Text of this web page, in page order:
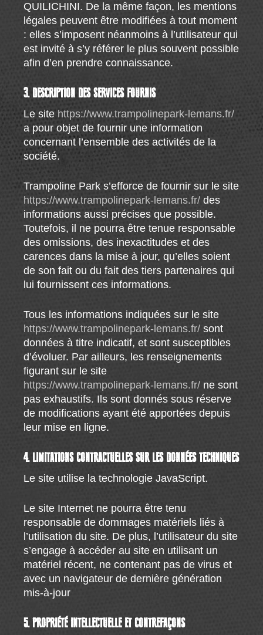
QUILICHINI. De la même façon, les mentions
légales peuvent être modifiées à tout moment
: elles s’imposent néanmoins à l’utilisateur qui
est invité à s’y référer le plus souvent possible
afin d’en prendre connaissance.
3. DESCRIPTION DES SERVICES FOURNIS
Le site https://www.trampolinepark-lemans.fr/
a pour objet de fournir une information
concernant l’ensemble des activités de la
société.
Trampoline Park s’efforce de fournir sur le site
https://www.trampolinepark-lemans.fr/ des
informations aussi précises que possible.
Toutefois, il ne pourra être tenue responsable
des omissions, des inexactitudes et des
carences dans la mise à jour, qu’elles soient
de son fait ou du fait des tiers partenaires qui
lui fournissent ces informations.
Tous les informations indiquées sur le site
https://www.trampolinepark-lemans.fr/ sont
données à titre indicatif, et sont susceptibles
d’évoluer. Par ailleurs, les renseignements
figurant sur le site
https://www.trampolinepark-lemans.fr/ ne sont
pas exhaustifs. Ils sont donnés sous réserve
de modifications ayant été apportées depuis
leur mise en ligne.
4. LIMITATIONS CONTRACTUELLES SUR LES DONNÉES TECHNIQUES
Le site utilise la technologie JavaScript.
Le site Internet ne pourra être tenu
responsable de dommages matériels liés à
l’utilisation du site. De plus, l’utilisateur du site
s’engage à accéder au site en utilisant un
matériel récent, ne contenant pas de virus et
avec un navigateur de dernière génération
mis-à-jour
5. PROPRIÉTÉ INTELLECTUELLE ET CONTREFAÇONS